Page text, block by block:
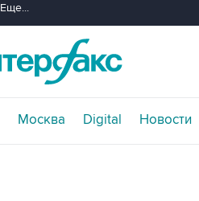
Еще...
Москва Digital Новости